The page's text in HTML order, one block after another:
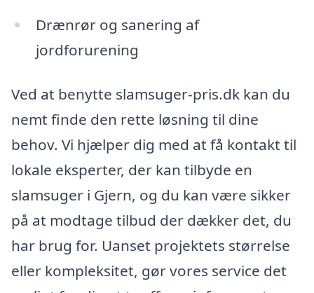
Drænrør og sanering af
jordforurening
Ved at benytte slamsuger-pris.dk kan du
nemt finde den rette løsning til dine
behov. Vi hjælper dig med at få kontakt til
lokale eksperter, der kan tilbyde en
slamsuger i Gjern, og du kan være sikker
på at modtage tilbud der dækker det, du
har brug for. Uanset projektets størrelse
eller kompleksitet, gør vores service det